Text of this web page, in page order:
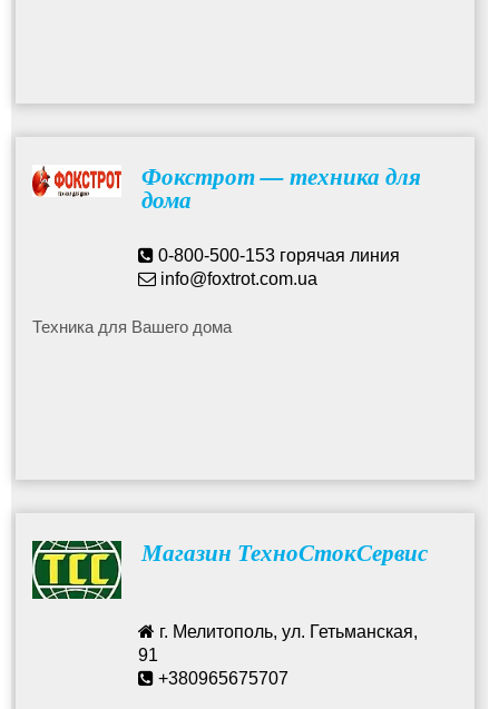
Фокстрот — техника для
дома
0-800-500-153 горячая линия
info@foxtrot.com.ua
Техника для Вашего дома
Магазин ТехноСтокСервис
г. Мелитополь, ул. Гетьманская,
91
+380965675707